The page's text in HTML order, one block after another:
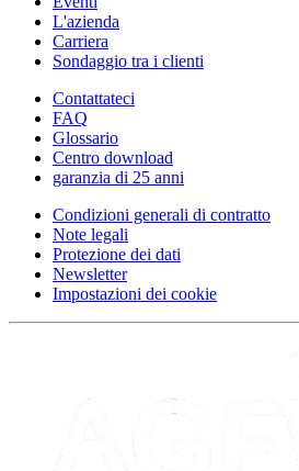
L'azienda
Carriera
Sondaggio tra i clienti
Contattateci
FAQ
Glossario
Centro download
garanzia di 25 anni
Condizioni generali di contratto
Note legali
Protezione dei dati
Newsletter
Impostazioni dei cookie